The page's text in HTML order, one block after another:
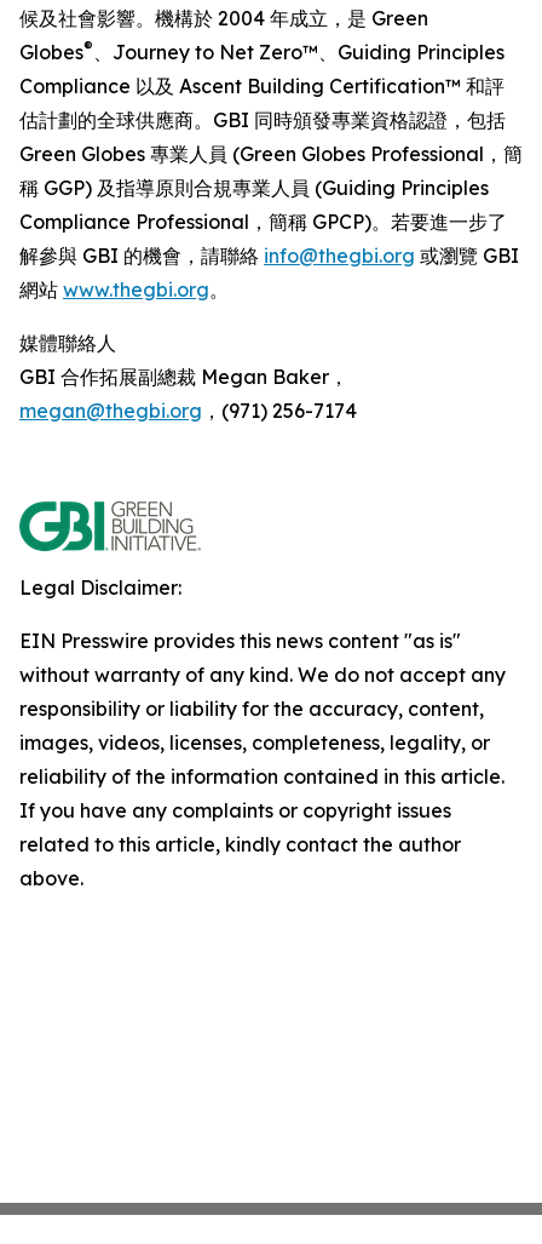
候及社會影響。機構於 2004 年成立，是 Green
Globes®
、Journey to Net Zero™、Guiding Principles
Compliance 以及 Ascent Building Certification™ 和評
估計劃的全球供應商。GBI 同時頒發專業資格認證，包括
Green Globes 專業人員 (Green Globes Professional，簡
稱 GGP) 及指導原則合規專業人員 (Guiding Principles
Compliance Professional，簡稱 GPCP)。若要進一步了
解參與 GBI 的機會，請聯絡 info@thegbi.org 或瀏覽 GBI
網站 www.thegbi.org。
媒體聯絡人
GBI 合作拓展副總裁 Megan Baker，
megan@thegbi.org ，(971) 256-7174
Legal Disclaimer:
EIN Presswire provides this news content "as is"
without warranty of any kind. We do not accept any
responsibility or liability for the accuracy, content,
images, videos, licenses, completeness, legality, or
reliability of the information contained in this article.
If you have any complaints or copyright issues
related to this article, kindly contact the author
above.